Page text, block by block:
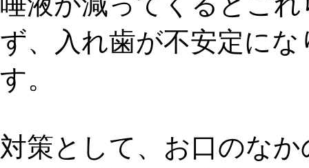
ず、入れ歯が不安定に
す。
対策として、お口のな